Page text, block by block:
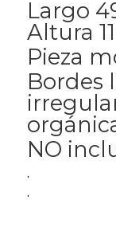
Largo
Altura
Pieza
Bordes
NO
.
.